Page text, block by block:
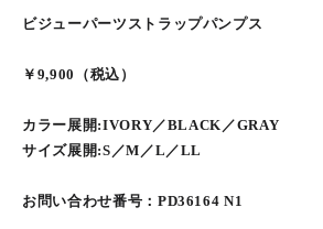
ビジューパーツストラップパンプス
￥9,900（税込）
カラー展開:IVORY／BLACK／GRAY
サイズ展開:S／M／L／LL
お問い合わせ番号：PD36164 N1